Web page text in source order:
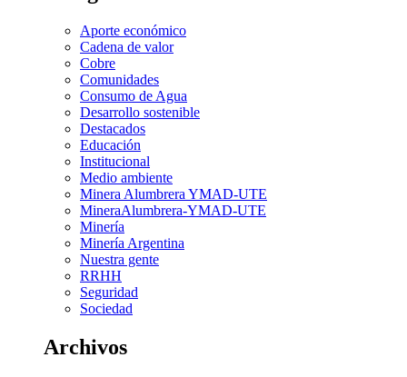
Aporte económico
Cadena de valor
Cobre
Comunidades
Consumo de Agua
Desarrollo sostenible
Destacados
Educación
Institucional
Medio ambiente
Minera Alumbrera YMAD-UTE
MineraAlumbrera-YMAD-UTE
Minería
Minería Argentina
Nuestra gente
RRHH
Seguridad
Sociedad
Archivos